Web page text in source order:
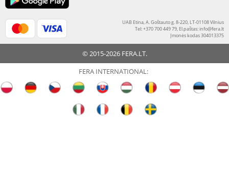
UAB Etina, A. Goštauto g. 8-220, LT-01108 Vilnius
Tel: +370 700 449 79, El.paštas:info@fera.lt
Įmonės kodas 304013375
© 2015-2026 FERA.LT.
FERA INTERNATIONAL: